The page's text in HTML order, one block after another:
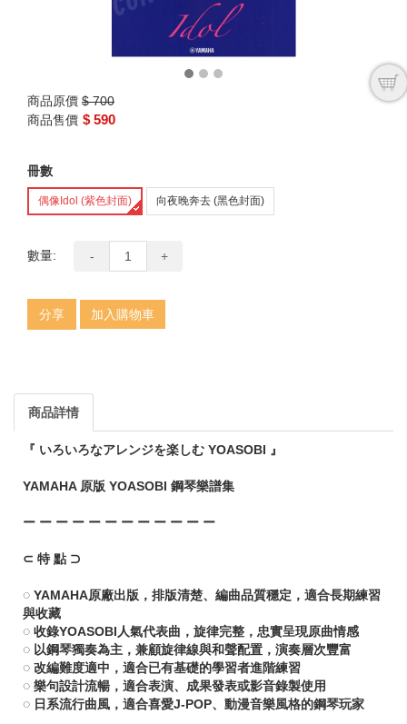
商品原價 $ 700
商品售價 $ 590
冊數
偶像Idol (紫色封面) 向夜晚奔去 (黑色封面)
數量: - +
分享 加入購物車
商品詳情
『 いろいろなアレンジを楽しむ YOASOBI 』
YAMAHA 原版 YOASOBI 鋼琴樂譜集
ー ー ー ー ー ー ー ー ー ー ー ー
⊂ 特 點 ⊃
◌ YAMAHA原廠出版，排版清楚、編曲品質穩定，適合長期練習
與收藏
◌ 收錄YOASOBI人氣代表曲，旋律完整，忠實呈現原曲情感
◌ 以鋼琴獨奏為主，兼顧旋律線與和聲配置，演奏層次豐富
◌ 改編難度適中，適合已有基礎的學習者進階練習
◌ 樂句設計流暢，適合表演、成果發表或影音錄製使用
◌ 日系流行曲風，適合喜愛J-POP、動漫音樂風格的鋼琴玩家